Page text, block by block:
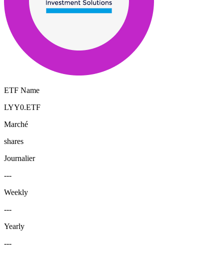
ETF Name
LYY0.ETF
Marché
shares
Journalier
---
Weekly
---
Yearly
---